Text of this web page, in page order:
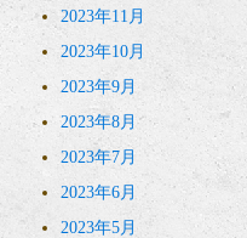
2023年11月
2023年10月
2023年9月
2023年8月
2023年7月
2023年6月
2023年5月